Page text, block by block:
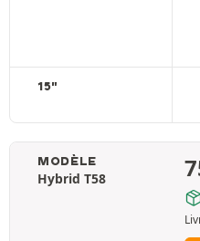
15"
MODÈLE
Hybrid T58